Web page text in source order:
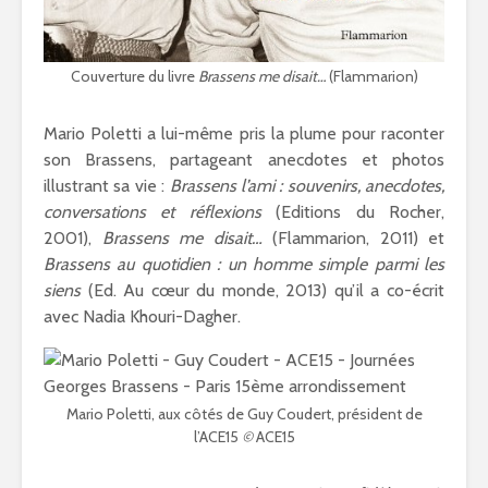
Couverture du livre Brassens me disait…(Flammarion)
Mario Poletti a lui-même pris la plume pour raconter
son Brassens, partageant anecdotes et photos
illustrant sa vie : Brassens l’ami : souvenirs, anecdotes,
conversations et réflexions(Editions du Rocher,
2001), Brassens me disait… (Flammarion, 2011) et
Brassens au quotidien : un homme simple parmi les
siens(Ed. Au cœur du monde, 2013) qu’il a co-écrit
avec Nadia Khouri-Dagher.
Mario Poletti, aux côtés de Guy Coudert, président de
l’ACE15 ©ACE15